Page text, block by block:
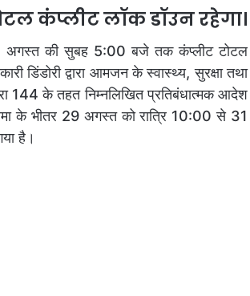
कंप्लीट लॉक डॉउन रहेगा।
की सुबह 5:00 बजे तक कंप्लीट टोटल
डिंडोरी द्वारा आमजन के स्वास्थ्य, सुरक्षा तथा
144 के तहत निम्नलिखित प्रतिबंधात्मक आदेश
के भीतर 29 अगस्त को रात्रि 10:00 से 31
है।